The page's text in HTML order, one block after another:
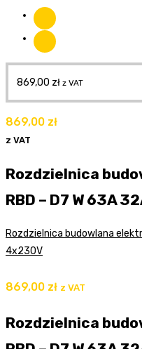
869,00 zł z VAT
869,00 zł
z VAT
Rozdzielnica
RBD – D7 W 63A
Rozdzielnica budowlana
4x230V
869,00 zł z VAT
Rozdzielnica